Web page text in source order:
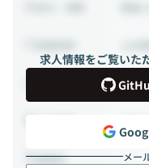
求人情報をご覧いた
メー
業務
勤務地 -